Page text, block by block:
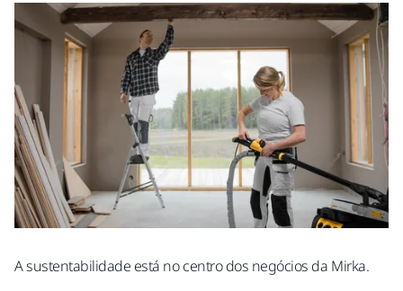
A sustentabilidade está no centro dos negócios da Mirka.